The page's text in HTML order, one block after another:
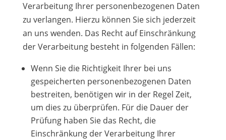
Verarbeitung Ihrer personenbezogenen Daten
zu verlangen. Hierzu können Sie sich jederzeit
an uns wenden. Das Recht auf Einschränkung
der Verarbeitung besteht in folgenden Fällen:
Wenn Sie die Richtigkeit Ihrer bei uns
gespeicherten personenbezogenen Daten
bestreiten, benötigen wir in der Regel Zeit,
um dies zu überprüfen. Für die Dauer der
Prüfung haben Sie das Recht, die
Einschränkung der Verarbeitung Ihrer